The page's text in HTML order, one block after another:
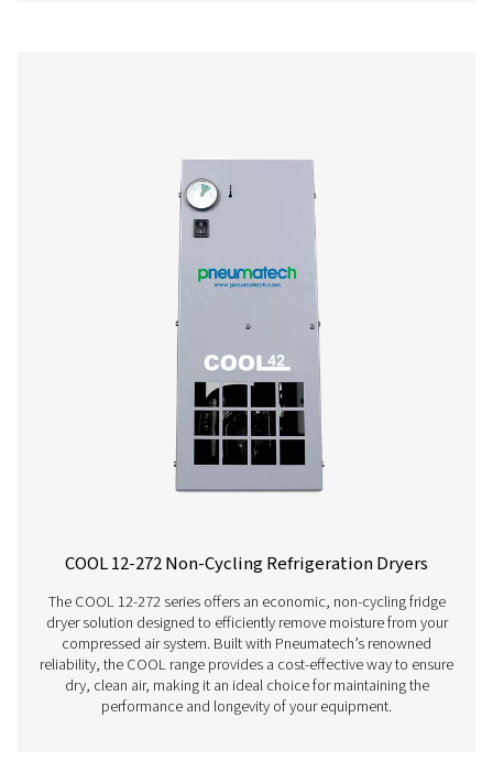
dużych przepływów w zakresie od 4500 do 14400
Osuszacze te zapewniają optymalną wydajność
wyjątkową niezawodność i przyczyniają się do
obniżenia kosztów energii.